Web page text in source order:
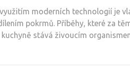
moderních technologií je
pokrmů. Příběhy, které za
stává živoucím